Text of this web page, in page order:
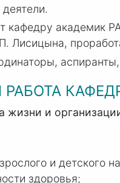
кафедру академик
Лисицына,
жизни и
и детского
здоровья;